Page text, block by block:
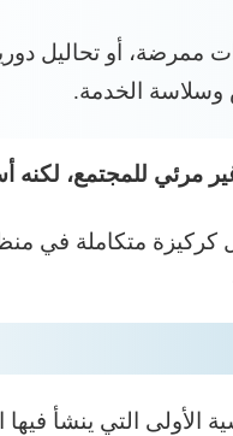
ممرضة، أو تحاليل
وسلاسة الخدمة.
مرئي للمجتمع،
متكاملة في
التي ينشأ